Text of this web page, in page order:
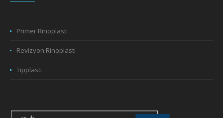
Primer Rinoplasti
Revizyon Rinoplasti
Tipplasti